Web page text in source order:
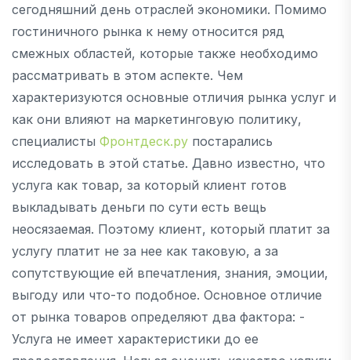
сегодняшний день отраслей экономики. Помимо
гостиничного рынка к нему относится ряд
смежных областей, которые также необходимо
рассматривать в этом аспекте. Чем
характеризуются основные отличия рынка услуг и
как они влияют на маркетинговую политику,
специалисты Фронтдеск.ру постарались
исследовать в этой статье. Давно известно, что
услуга как товар, за который клиент готов
выкладывать деньги по сути есть вещь
неосязаемая. Поэтому клиент, который платит за
услугу платит не за нее как таковую, а за
сопутствующие ей впечатления, знания, эмоции,
выгоду или что-то подобное. Основное отличие
от рынка товаров определяют два фактора: -
Услуга не имеет характеристики до ее